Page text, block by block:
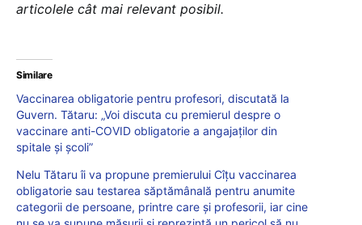
articolele cât mai relevant posibil.
Similare
Vaccinarea obligatorie pentru profesori, discutată la
Guvern. Tătaru: „Voi discuta cu premierul despre o
vaccinare anti-COVID obligatorie a angajaților din
spitale și școli”
Nelu Tătaru îi va propune premierului Cîțu vaccinarea
obligatorie sau testarea săptămânală pentru anumite
categorii de persoane, printre care și profesorii, iar cine